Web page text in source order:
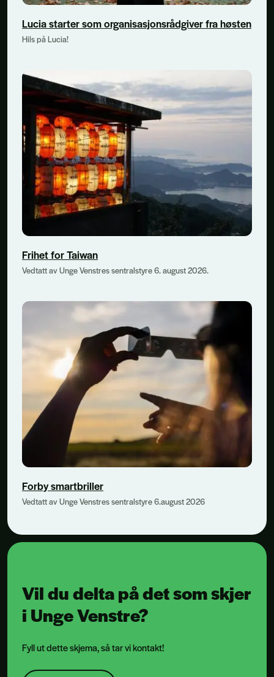
Lucia starter som organisasjonsrådgiver fra høsten
Hils på Lucia!
Frihet for Taiwan
Vedtatt av Unge Venstres sentralstyre 6. august 2026.
Forby smartbriller
Vedtatt av Unge Venstres sentralstyre 6.august 2026
Vil du delta på det som skjer
i Unge Venstre?
Fyll ut dette skjema, så tar vi kontakt!